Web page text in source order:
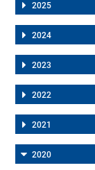
2025
2024
2023
2022
2021
2020